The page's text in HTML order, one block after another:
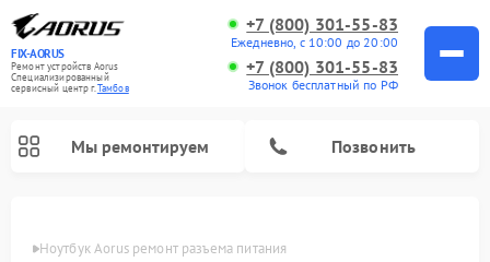
FIX-AORUS
Ремонт устройств Aorus
Специализированный
cервисный центр г.Тамбов
+7 (800) 301-55-83
Ежедневно, с 10:00 до 20:00
+7 (800) 301-55-83
Звонок бесплатный по РФ
Мы ремонтируем Позвонить
Ноутбук Aorus ремонт разъема питания